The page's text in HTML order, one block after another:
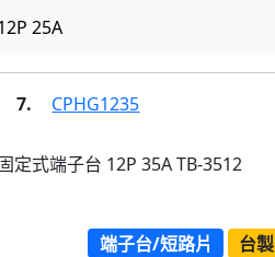
25A
7. CPHG1235
定式端子台 12P 35A TB-3512
端子台/短路片 台製